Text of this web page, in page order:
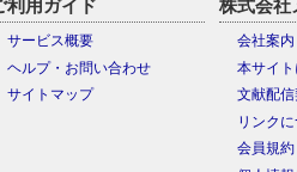
利用ガイド
サービス概要
ヘルプ・お問い合わせ
サイトマップ
株式会社
会社案内
本サイ
文献配
リンク
会員規約